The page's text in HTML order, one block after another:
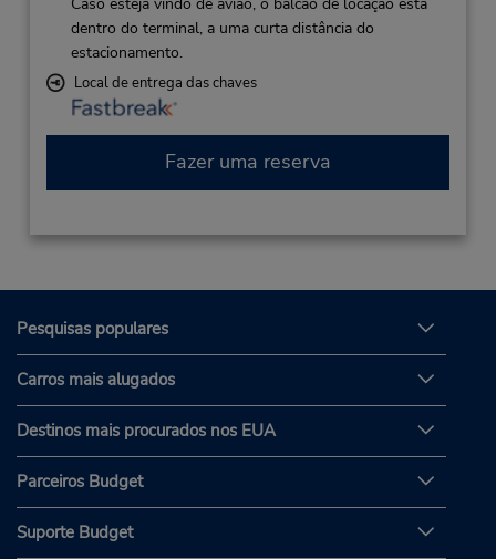
dentro do terminal, a uma curta distância do
estacionamento.
Local de entrega das chaves
Fazer uma reserva
Pesquisas populares
Carros mais alugados
Destinos mais procurados nos EUA
Parceiros Budget
Suporte Budget